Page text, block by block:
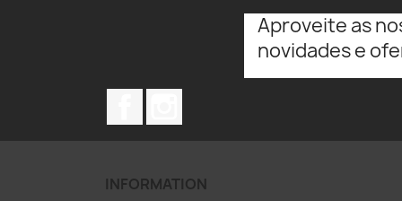
Aproveite as
novidades e
INFORMATION